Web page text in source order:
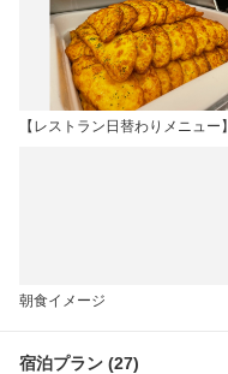
【レストラン日替わりメニュー】
朝食イメージ
宿泊プラン (27)